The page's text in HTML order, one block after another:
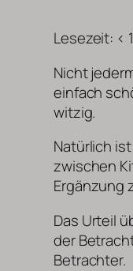
Lesezeit: < 1
Nicht
einfach
witzig.
Natürlich
zwischen
Ergänzung
Das Urteil
der
Betrachter.